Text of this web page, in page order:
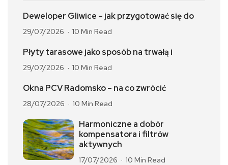
Deweloper Gliwice – jak przygotować się do
29/07/2026 10 Min Read
Płyty tarasowe jako sposób na trwałą i
29/07/2026 10 Min Read
Okna PCV Radomsko – na co zwrócić
28/07/2026 10 Min Read
Harmoniczne a dobór
kompensatora i filtrów
aktywnych
17/07/2026 10 Min Read